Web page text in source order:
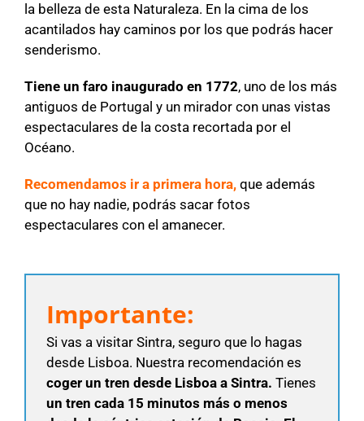
la belleza de esta Naturaleza. En la cima de los
acantilados hay caminos por los que podrás hacer
senderismo.
Tiene un faro inaugurado en 1772, uno de los más
antiguos de Portugal y un mirador con unas vistas
espectaculares de la costa recortada por el
Océano.
Recomendamos ir a primera hora, que además
que no hay nadie, podrás sacar fotos
espectaculares con el amanecer.
Importante:
Si vas a visitar Sintra, seguro que lo hagas
desde Lisboa. Nuestra recomendación es
coger un tren desde Lisboa a Sintra. Tienes
un tren cada 15 minutos más o menos